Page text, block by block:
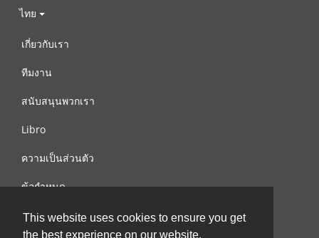
This website uses cookies to ensure you get
the best experience on our website.
ไทย
เกี่ยวกับเรา
ทีมงาน
สนับสนุนพวกเรา
Libro
ความเป็นส่วนตัว
ข้อกำหนด
ติดต่อเรา